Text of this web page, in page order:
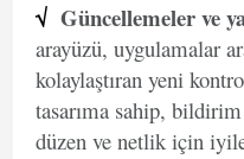
√ Güncellemeler ve
arayüzü, uygulamalar
kolaylaştıran yeni
tasarıma sahip,
düzen ve netlik için